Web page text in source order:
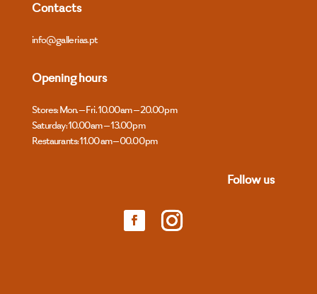
Contacts
info@gallerias.pt
Opening hours
Stores: Mon. – Fri. 10.00 am – 20.00 pm
Saturday: 10.00 am – 13.00 pm
Restaurants: 11.00 am – 00.00 pm
Follow us